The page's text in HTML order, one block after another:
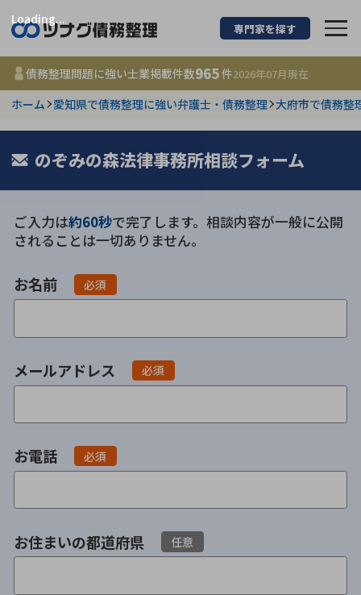
債務整理に強い弁
都道府県を選択
事務所 965
更新日 : 2026年07月31日
相談内容で探す
会社破産・法人破産
個人再生（民事再生）
借金問題
専門家を探す
債務整理問題に強い士業掲載件数965件2026年07月現在
ホーム 愛知県で債務整理に強い弁護士・債務整理 大府市で債務整
のぞみの森法律事務所相談フォーム
ご入力は約60秒で完了します。相談内容が一般に公開
されることは一切ありません。
お名前 必須
メールアドレス 必須
お電話 必須
お住まいの都道府県 任意
Loading...